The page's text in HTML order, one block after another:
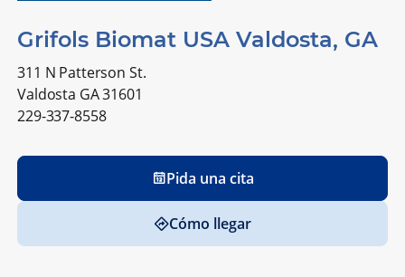
Grifols Biomat USA Valdosta, GA
311 N Patterson St.
Valdosta GA 31601
229-337-8558
Pida una cita
Cómo llegar